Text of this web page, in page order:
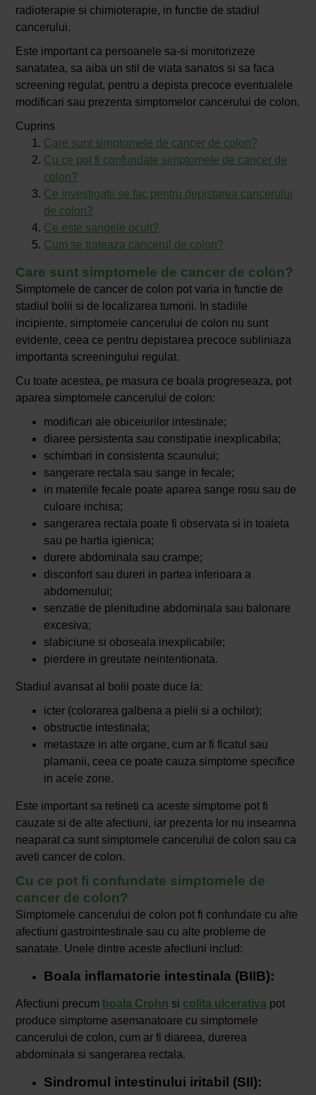
radioterapie si chimioterapie, in functie de stadiul
cancerului.
Este important ca persoanele sa-si monitorizeze
sanatatea, sa aiba un stil de viata sanatos si sa faca
screening regulat, pentru a depista precoce eventualele
modificari sau prezenta simptomelor cancerului de colon.
Cuprins
Care sunt simptomele de cancer de colon?
Cu ce pot fi confundate simptomele de cancer de
colon?
Ce investigatii se fac pentru depistarea cancerului
de colon?
Ce este sangele ocult?
Cum se trateaza cancerul de colon?
Care sunt simptomele de cancer de colon?
Simptomele de cancer de colon pot varia in functie de
stadiul bolii si de localizarea tumorii. In stadiile
incipiente, simptomele cancerului de colon nu sunt
evidente, ceea ce pentru depistarea precoce subliniaza
importanta screeningului regulat.
Cu toate acestea, pe masura ce boala progreseaza, pot
aparea simptomele cancerului de colon:
modificari ale obiceiurilor intestinale;
diaree persistenta sau constipatie inexplicabila;
schimbari in consistenta scaunului;
sangerare rectala sau sange in fecale;
in materiile fecale poate aparea sange rosu sau de
culoare inchisa;
sangerarea rectala poate fi observata si in toaleta
sau pe hartia igienica;
durere abdominala sau crampe;
disconfort sau dureri in partea inferioara a
abdomenului;
senzatie de plenitudine abdominala sau balonare
excesiva;
slabiciune si oboseala inexplicabile;
pierdere in greutate neintentionata.
Stadiul avansat al bolii poate duce la:
icter (colorarea galbena a pielii si a ochilor);
obstructie intestinala;
metastaze in alte organe, cum ar fi ficatul sau
plamanii, ceea ce poate cauza simptome specifice
in acele zone.
Este important sa retineti ca aceste simptome pot fi
cauzate si de alte afectiuni, iar prezenta lor nu inseamna
neaparat ca sunt simptomele cancerului de colon sau ca
aveti cancer de colon.
Cu ce pot fi confundate simptomele de
cancer de colon?
Simptomele cancerului de colon pot fi confundate cu alte
afectiuni gastrointestinale sau cu alte probleme de
sanatate. Unele dintre aceste afectiuni includ:
Boala inflamatorie intestinala (BIIB):
Afectiuni precum boala Crohn si colita ulcerativa pot
produce simptome asemanatoare cu simptomele
cancerului de colon, cum ar fi diareea, durerea
abdominala si sangerarea rectala.
Sindromul intestinului iritabil (SII):